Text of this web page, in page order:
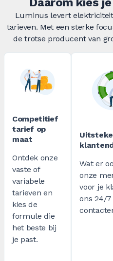
Luminus levert
tarieven. Met een sterke
de trotse producent van
Competitief
tarief op
maat
Ontdek onze
vaste of
variabele
tarieven en
kies de
formule die
het beste bij
je past.
Wat er
onze
voor je
ons 24/7